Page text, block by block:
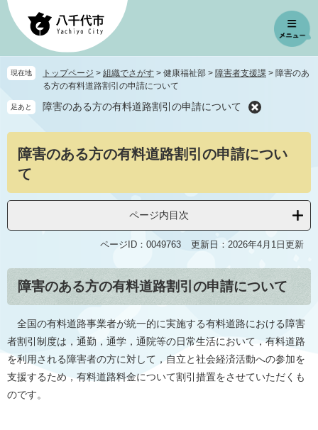
ペ
先
頭
す
メ
を
飛
し
現在地 トップページ > 組織でさがす > 健康福祉部 > 障害者支援課 > 障害のあ
る方の有料道路割引の申請について
足あと 障害のある方の有料道路割引の申請について
障害のある方の有料道路割引の申請につい
て
ページ内目次
ページID：0049763 更新日：2026年4月1日更新
障害のある方の有料道路割引の申請について
全国の有料道路事業者が統一的に実施する有料道路における障害
者割引制度は，通勤，通学，通院等の日常生活において，有料道路
を利用される障害者の方に対して，自立と社会経済活動への参加を
支援するため，有料道路料金について割引措置をさせていただくも
のです。